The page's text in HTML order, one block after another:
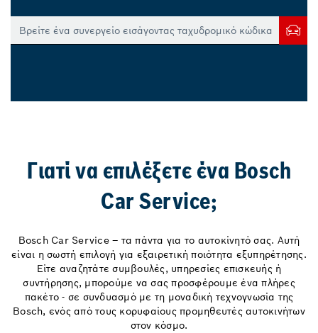
Γιατί να επιλέξετε ένα Bosch
Car Service;
Bosch Car Service – τα πάντα για το αυτοκίνητό σας. Αυτή
είναι η σωστή επιλογή για εξαιρετική ποιότητα εξυπηρέτησης.
Είτε αναζητάτε συμβουλές, υπηρεσίες επισκευής ή
συντήρησης, μπορούμε να σας προσφέρουμε ένα πλήρες
πακέτο - σε συνδυασμό με τη μοναδική τεχνογνωσία της
Bosch, ενός από τους κορυφαίους προμηθευτές αυτοκινήτων
στον κόσμο.